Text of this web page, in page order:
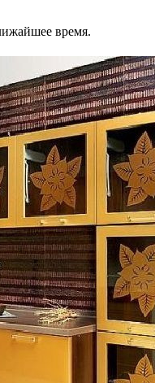
время.